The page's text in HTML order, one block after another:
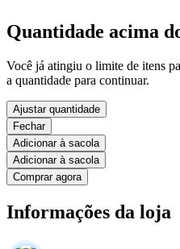
Quantidade acima
Você já atingiu o limite de itens
a quantidade para continuar.
Ajustar quantidade
Fechar
Adicionar à sacola
Adicionar à sacola
Comprar agora
Informações da loja